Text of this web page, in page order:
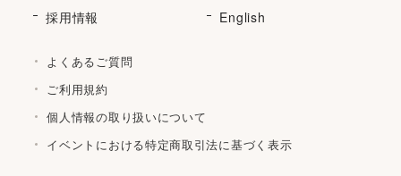
採用情報
English
よくあるご質問
ご利用規約
個人情報の取り扱いについて
イベントにおける特定商取引法に基づく表示